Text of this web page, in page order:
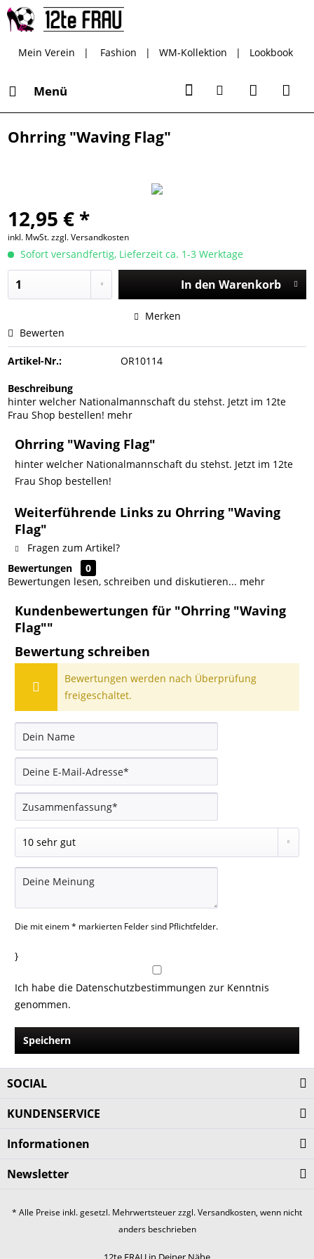
Mein Verein | Fashion | WM-Kollektion | Lookbook
Menü
Ohrring "Waving Flag"
12,95 € *
inkl. MwSt.zzgl. Versandkosten
Sofort versandfertig, Lieferzeit ca. 1-3 Werktage
In den Warenkorb
Merken
Bewerten
Artikel-Nr.: OR10114
Beschreibung
hinter welcher Nationalmannschaft du stehst. Jetzt im 12te
Frau Shop bestellen! mehr
Ohrring "Waving Flag"
hinter welcher Nationalmannschaft du stehst. Jetzt im 12te
Frau Shop bestellen!
Weiterführende Links zu Ohrring "Waving
Flag"
Fragen zum Artikel?
Bewertungen
0
Bewertungen lesen, schreiben und diskutieren... mehr
Kundenbewertungen für "Ohrring "Waving
Flag""
Bewertung schreiben
Bewertungen werden nach Überprüfung
freigeschaltet.
Die mit einem * markierten Felder sind Pflichtfelder.
}
Ich habe die Datenschutzbestimmungen zur Kenntnis
genommen.
Speichern
SOCIAL
KUNDENSERVICE
Informationen
Newsletter
* Alle Preise inkl. gesetzl. Mehrwertsteuer zzgl.Versandkosten, wenn nicht
anders beschrieben